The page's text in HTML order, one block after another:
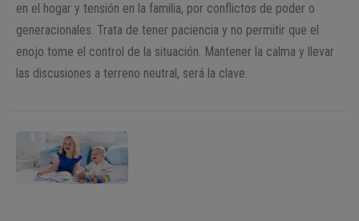
en el hogar y tensión en la familia, por conflictos de poder o
generacionales. Trata de tener paciencia y no permitir que el
enojo tome el control de la situación. Mantener la calma y llevar
las discusiones a terreno neutral, será la clave.